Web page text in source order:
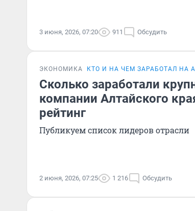
3 июня, 2026, 07:20 911 Обсудить
ЭКОНОМИКА КТО И НА ЧЕМ ЗАРАБОТАЛ НА
Сколько заработали
компании Алтайского
рейтинг
Публикуем список лидеров отрасли
2 июня, 2026, 07:25 1 216 Обсудить